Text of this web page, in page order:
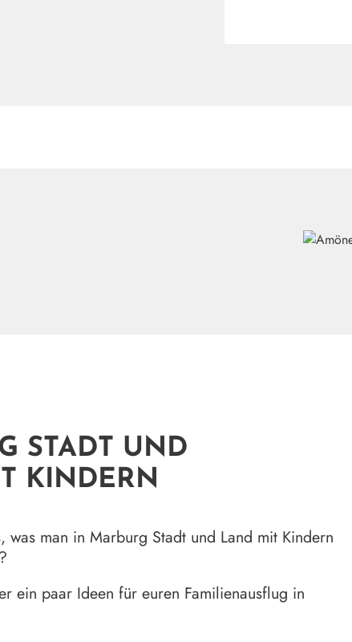
STADT UND
KINDERN
was man in Marburg Stadt und Land mit Kindern
ein paar Ideen für euren Familienausflug in